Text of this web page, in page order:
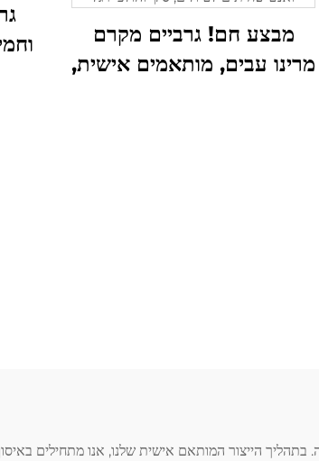
מבצע חם! גרביים מקרם
מרינו עבים, מותאמים אישית,
בתהליך הייצור המותאם אישית שלנו, אנו מתחילים